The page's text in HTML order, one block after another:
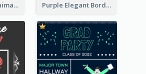
Brown Pastel Animals Cartoon Baby Birthday Invitation Purple Elegant Border With Photo Wedding Invitation